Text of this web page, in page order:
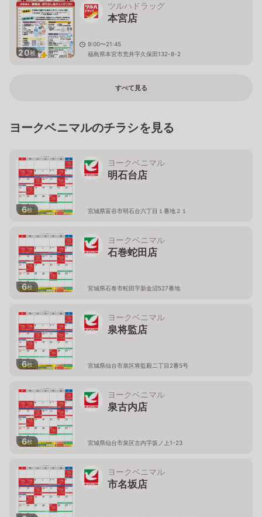
20枚
ツルハドラッグ
本宮店
9:00〜21:45
福島県本宮市荒井字久保田132-8-2
すべて見る
ヨークベニマルのチラシを見る
6枚
ヨークベニマル
明石台店
宮城県富谷市明石台六丁目１番地２１
6枚
ヨークベニマル
石巻蛇田店
宮城県石巻市蛇田字新金沼527番地
6枚
ヨークベニマル
泉将監店
宮城県仙台市泉区将監殿二丁目2番5号
6枚
ヨークベニマル
泉古内店
宮城県仙台市泉区古内字坂ノ上1-23
ヨークベニマル
市名坂店